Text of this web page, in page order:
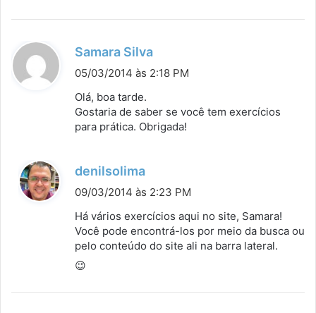
Samara Silva
i
s
e
05/03/2014 às 2:18 PM
Olá, boa tarde.
Gostaria de saber se você tem exercícios
para prática. Obrigada!
denilsolima
i
s
e
09/03/2014 às 2:23 PM
Há vários exercícios aqui no site, Samara!
Você pode encontrá-los por meio da busca ou
pelo conteúdo do site ali na barra lateral.
😉